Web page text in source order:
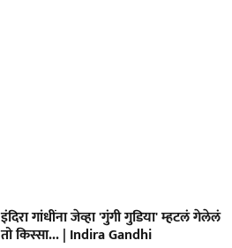
इंदिरा गांधींना जेव्हा 'गुंगी गुडिया' म्हटलं गेलेलं
तो किस्सा... | Indira Gandhi